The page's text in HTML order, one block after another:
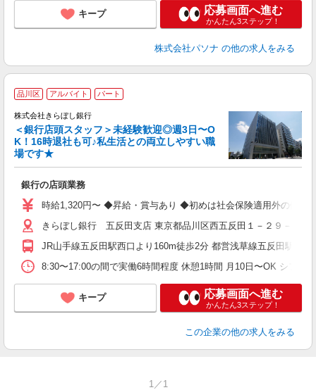
キープ 応募画面へ進む
かんたん3ステップ！
株式会社パソナ の他の求人をみる
品川区 アルバイト パート
株式会社きらぼし銀行
＜銀行店頭スタッフ＞未経験歓迎◎週3日〜O
K！16時退社も可♪私生活との両立しやすい職
場です★
銀行の店頭業務
時給1,320円〜 ◆昇給・賞与あり ◆初めは社会保険適用外の働
きらぼし銀行 五反田支店 東京都品川区西五反田１－２９－１
JR山手線五反田駅西口より160m徒歩2分 都営浅草線五反田駅西口
8:30〜17:00の間で実働6時間程度 休憩1時間 月10日〜OK シフ
キープ 応募画面へ進む
かんたん3ステップ！
この企業の他の求人をみる
1／1